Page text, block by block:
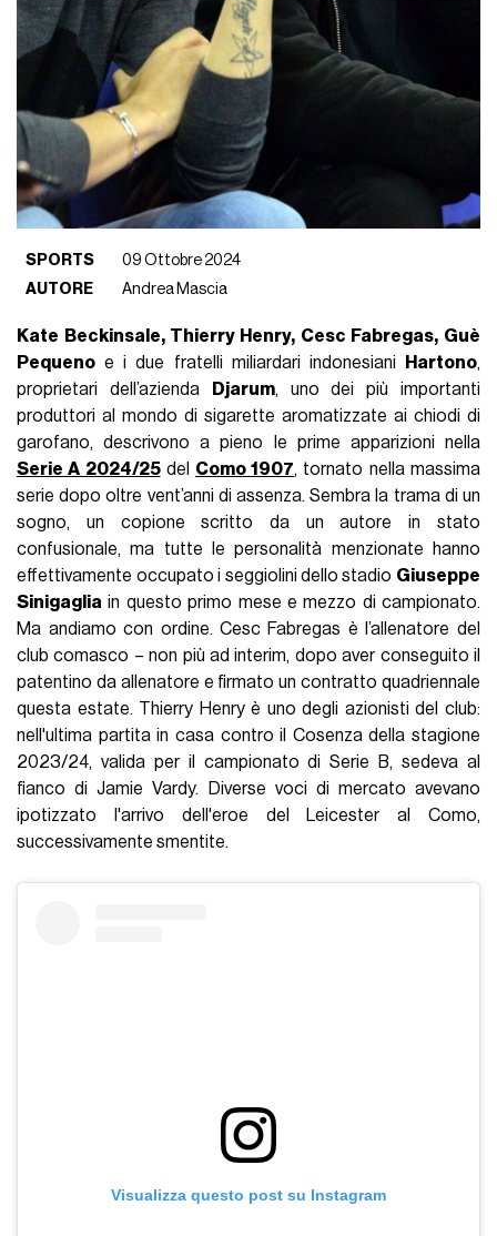
SPORTS
09 Ottobre 2024
AUTORE
Andrea Mascia
Kate Beckinsale, Thierry Henry, Cesc Fabregas, Guè
Pequeno e i due fratelli miliardari indonesiani Hartono,
proprietari dell’azienda
Djarum, uno dei più importanti
produttori al mondo di sigarette aromatizzate ai chiodi di
garofano, descrivono a pieno le prime apparizioni nella
Serie A 2024/25del Como 1907, tornato nella massima
serie dopo oltre vent’anni di assenza. Sembra la trama di un
sogno, un copione scritto da un autore in stato
confusionale, ma tutte le personalità menzionate hanno
effettivamente occupato i seggiolini dello stadio Giuseppe
Sinigaglia in questo primo mese e mezzo di campionato.
Ma andiamo con ordine. Cesc Fabregas è l’allenatore del
club comasco – non più ad interim, dopo aver conseguito il
patentino da allenatore e firmato un contratto quadriennale
questa estate. Thierry Henry è uno degli azionisti del club:
nell'ultima partita in casa contro il Cosenza della stagione
2023/24, valida per il campionato di Serie B, sedeva al
fianco di Jamie Vardy. Diverse voci di mercato avevano
ipotizzato l'arrivo dell'eroe del Leicester al Como,
successivamente smentite.
Visualizza questo post su Instagram